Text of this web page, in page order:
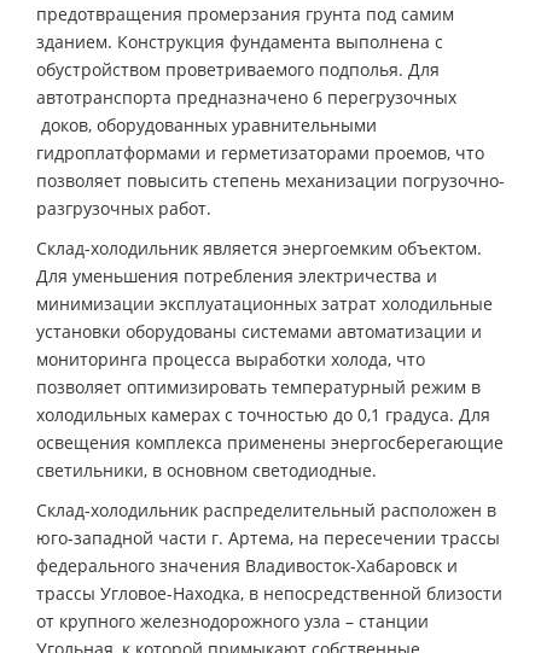
предотвращения промерзания грунта под самим
зданием. Конструкция фундамента выполнена с
обустройством проветриваемого подполья. Для
автотранспорта предназначено 6 перегрузочных
доков, оборудованных уравнительными
гидроплатформами и герметизаторами проемов, что
позволяет повысить степень механизации погрузочно-
разгрузочных работ.
Склад-холодильник является энергоемким объектом.
Для уменьшения потребления электричества и
минимизации эксплуатационных затрат холодильные
установки оборудованы системами автоматизации и
мониторинга процесса выработки холода, что
позволяет оптимизировать температурный режим в
холодильных камерах с точностью до 0,1 градуса. Для
освещения комплекса применены энергосберегающие
светильники, в основном светодиодные.
Склад-холодильник распределительный расположен в
юго-западной части г. Артема, на пересечении трассы
федерального значения Владивосток-Хабаровск и
трассы Угловое-Находка, в непосредственной близости
от крупного железнодорожного узла – станции
Угольная, к которой примыкают собственные